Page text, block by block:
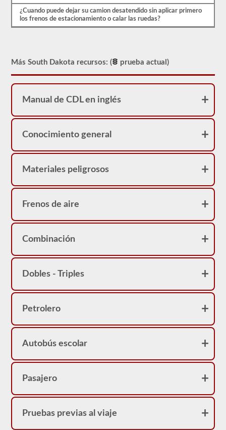
frenos
aire
es
otras
de
aprobación,
realidad
como
restricción
su
licencia.
Puede
obtener
un
CDL
de
neumáticos,
no
podrá
conducir
vehículo
que
equipado
frenos
porque
licencia
restricción
"L".
¿Cuando puede dejar su camion desatendido sin aplicar primero
los frenos de estacionamiento o calar las ruedas?
Más South Dakota recursos: ( prueba actual)
Manual de CDL en inglés
Conocimiento general
Materiales peligrosos
Frenos de aire
Combinación
Dobles - Triples
Petrolero
Autobús escolar
Pasajero
Pruebas previas al viaje